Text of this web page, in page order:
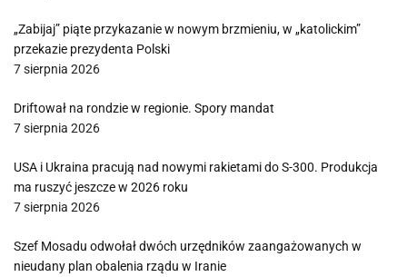
„Zabijaj” piąte przykazanie w nowym brzmieniu, w „katolickim”
przekazie prezydenta Polski
7 sierpnia 2026
Driftował na rondzie w regionie. Spory mandat
7 sierpnia 2026
USA i Ukraina pracują nad nowymi rakietami do S-300. Produkcja
ma ruszyć jeszcze w 2026 roku
7 sierpnia 2026
Szef Mosadu odwołał dwóch urzędników zaangażowanych w
nieudany plan obalenia rządu w Iranie